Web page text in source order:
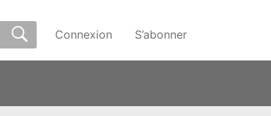
Connexion S’abonner